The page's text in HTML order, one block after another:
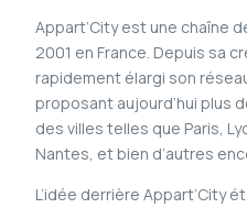
Appart’City est une chaîne
2001 en France. Depuis sa
rapidement élargi son
proposant aujourd’hui plus
des villes telles que Paris,
Nantes, et bien d’autres
L’idée derrière Appart’City